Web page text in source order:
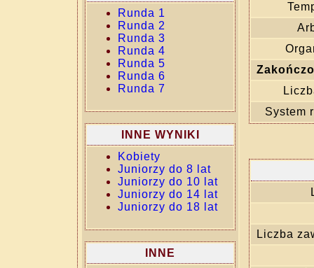
Runda 1
Runda 2
Runda 3
Runda 4
Runda 5
Runda 6
Runda 7
INNE WYNIKI
Kobiety
Juniorzy do 8 lat
Juniorzy do 10 lat
Juniorzy do 14 lat
Juniorzy do 18 lat
INNE
System
Liczba